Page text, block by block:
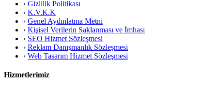
› Gizlilik Politikası
› K.V.K.K
› Genel Aydınlatma Metni
› Kişisel Verilerin Saklanması ve İmhası
› SEO Hizmet Sözleşmesi
› Reklam Danışmanlık Sözleşmesi
› Web Tasarım Hizmet Sözleşmesi
Hizmetlerimiz